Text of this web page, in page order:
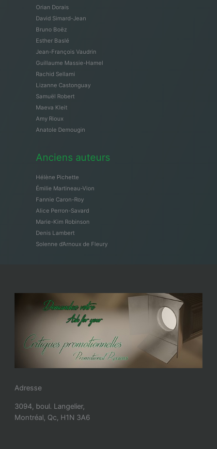
Orian Dorais
David Simard-Jean
Bruno Boëz
Esther Baslé
Jean-François Vaudrin
Guillaume Massie-Hamel
Rachid Sellami
Lizanne Castonguay
Samuël Robert
Maeva Kleit
Amy Rioux
Anatole Demougin
Anciens auteurs
Hélène Pichette
Émilie Martineau-Vion
Fannie Caron-Roy
Alice Perron-Savard
Marie-Kim Robinson
Denis Lambert
Solenne d’Arnoux de Fleury
Adresse
3094, boul. Langelier,
Montréal, Qc, H1N 3A6